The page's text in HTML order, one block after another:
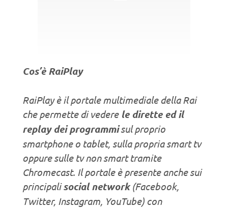
Cos’è RaiPlay
RaiPlay è il portale multimediale della Rai
che permette di vederele dirette ed il
replay dei programmisul proprio
smartphone o tablet, sulla propria smart tv
oppure sulle tv non smart tramite
Chromecast. Il portale è presente anche sui
principalisocial network(Facebook,
Twitter, Instagram, YouTube) con